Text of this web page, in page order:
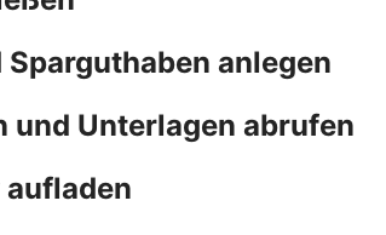
anlegen
und Unterlagen abrufen